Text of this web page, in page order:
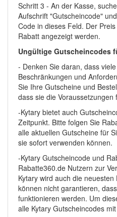
Schritt 3 - An der Kasse,
Aufschrift "Gutscheincode"
Code in dieses Feld. Der
Rabatt angezeigt werden.
Ungültige Gutscheincodes
- Denken Sie daran, dass
Beschränkungen und
Sie Ihre Gutscheine und
dass sie die
-Kytary bietet auch
Zeitpunkt. Bitte folgen Sie
alle aktuellen Gutscheine für
sie sofort verwenden können.
-Kytary Gutscheincode und
Rabatte360.de Nutzern zur
Kytary wird auch die
können nicht garantieren,
funktionieren werden. Um
alle Kytary Gutscheincodes